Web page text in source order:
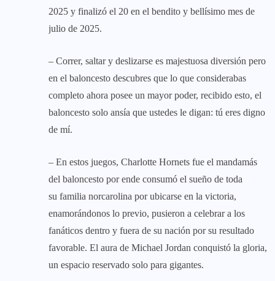
2025 y finalizó el 20 en el bendito y bellísimo mes de
julio de 2025.
– Correr, saltar y deslizarse es majestuosa diversión pero
en el baloncesto descubres que lo que considerabas
completo ahora posee un mayor poder, recibido esto, el
baloncesto solo ansía que ustedes le digan: tú eres digno
de mí.
– En estos juegos, Charlotte Hornets fue el mandamás
del baloncesto por ende consumó el sueño de toda
su familia norcarolina por ubicarse en la victoria,
enamorándonos lo previo, pusieron a celebrar a los
fanáticos dentro y fuera de su nación por su resultado
favorable. El aura de Michael Jordan conquistó la gloria,
un espacio reservado solo para gigantes.